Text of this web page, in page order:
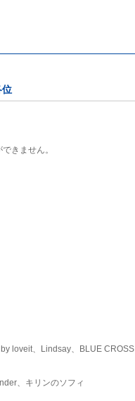
位
きません。
loveit、Lindsay、BLUE CROSS
、キリンのソフィ